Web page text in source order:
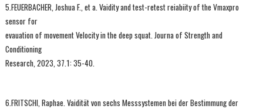
5.FEUERBACHER, Joshua F., et a. Vaidity and test-retest reiabiity of the Vmaxpro
sensor for
evauation of movement Velocity in the deep squat. Journa of Strength and
Conditioning
Research, 2023, 37.1: 35-40.
6.FRITSCHI, Raphae. Vaidität von sechs Messsystemen bei der Bestimmung der